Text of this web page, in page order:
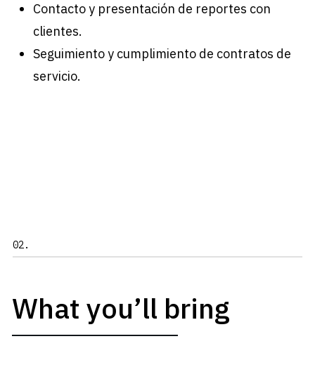
Contacto y presentación de reportes con
clientes.
Seguimiento y cumplimiento de contratos de
servicio.
02.
What you’ll bring